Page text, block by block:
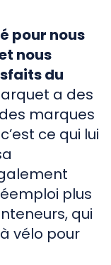
pour nous
nous
du
a des
marques
ce qui lui
plus
qui
vélo pour